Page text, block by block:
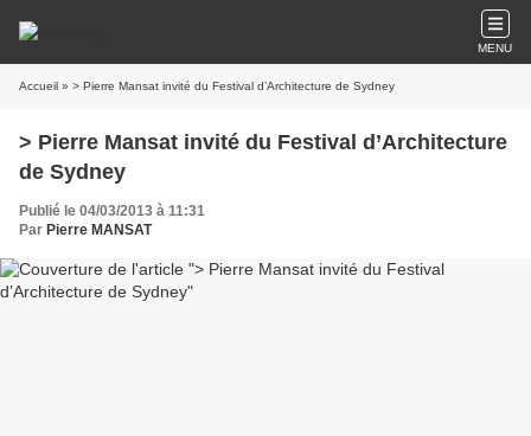
MENU
Accueil » > Pierre Mansat invité du Festival d’Architecture de Sydney
> Pierre Mansat invité du Festival d’Architecture
de Sydney
Publié le 04/03/2013 à 11:31
Par Pierre MANSAT